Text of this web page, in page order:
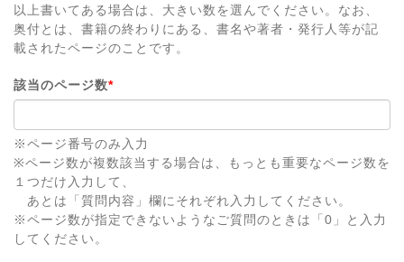
以上書いてある場合は、大きい数を選んでください。なお、
奥付とは、書籍の終わりにある、書名や著者・発行人等が記
載されたページのことです。
該当のページ数*
※ページ番号のみ入力
※ページ数が複数該当する場合は、もっとも重要なページ数を
１つだけ入力して、
あとは「質問内容」欄にそれぞれ入力してください。
※ページ数が指定できないようなご質問のときは「0」と入力
してください。